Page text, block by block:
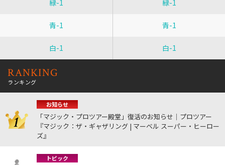
緑-1 緑-1
青-1 青-1
白-1 白-1
RANKING
ランキング
お知らせ
「マジック・プロツアー殿堂」復活のお知らせ｜プロツアー
『マジック：ザ・ギャザリング | マーベル スーパー・ヒーロー
ズ』
トピック